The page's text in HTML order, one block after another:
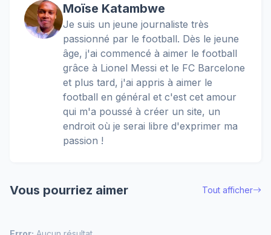
Moïse Katambwe
Je suis un jeune journaliste très
passionné par le football. Dès le jeune
âge, j'ai commencé à aimer le football
grâce à Lionel Messi et le FC Barcelone
et plus tard, j'ai appris à aimer le
football en général et c'est cet amour
qui m'a poussé à créer un site, un
endroit où je serai libre d'exprimer ma
passion !
Vous pourriez aimer Tout afficher